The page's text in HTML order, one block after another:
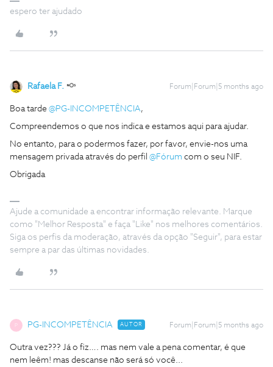
espero ter ajudado
Rafaela F. Forum|Forum|5 months ago
Boa tarde ​ @PG-INCOMPETÊNCIA,
Compreendemos o que nos indica e estamos aqui para ajudar.
No entanto, para o podermos fazer, por favor, envie-nos uma
mensagem privada através do perfil ​ @Fórum com o seu NIF.
Obrigada
Ajude a comunidade a encontrar informação relevante. Marque
como "Melhor Resposta" e faça "Like" nos melhores comentários.
Siga os perfis da moderação, através da opção "Seguir", para estar
sempre a par das últimas novidades.
PG-INCOMPETÊNCIA AUTOR Forum|Forum|5 months ago
Outra vez??? Já o fiz…. mas nem vale a pena comentar, é que
nem leêm! mas descanse não será só você...